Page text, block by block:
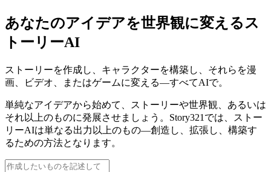
あなたのアイデアを世界観に変えるス
トーリーAI
ストーリーを作成し、キャラクターを構築し、それらを漫
画、ビデオ、またはゲームに変える―すべてAIで。
単純なアイデアから始めて、ストーリーや世界観、あるいは
それ以上のものに発展させましょう。Story321では、ストー
リーAIは単なる出力以上のもの―創造し、拡張し、構築す
るための方法となります。